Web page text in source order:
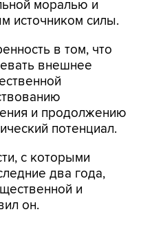
моралью и
источником силы.
в том, что
внешнее
и продолжению
потенциал.
с которыми
два года,
и
он.